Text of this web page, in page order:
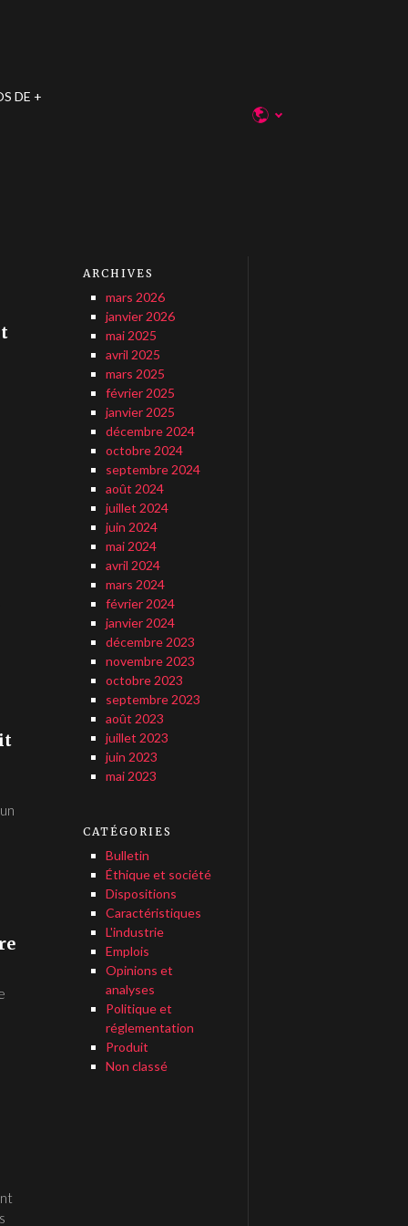
DE
ARCHIVES
mars 2026
janvier 2026
mai 2025
avril 2025
mars 2025
février 2025
janvier 2025
décembre 2024
octobre 2024
septembre 2024
août 2024
juillet 2024
juin 2024
mai 2024
avril 2024
mars 2024
février 2024
janvier 2024
décembre 2023
novembre 2023
octobre 2023
septembre 2023
août 2023
juillet 2023
juin 2023
mai 2023
CATÉGORIES
Bulletin
Éthique et société
Dispositions
Caractéristiques
L'industrie
Emplois
Opinions et
analyses
Politique et
réglementation
Produit
Non classé